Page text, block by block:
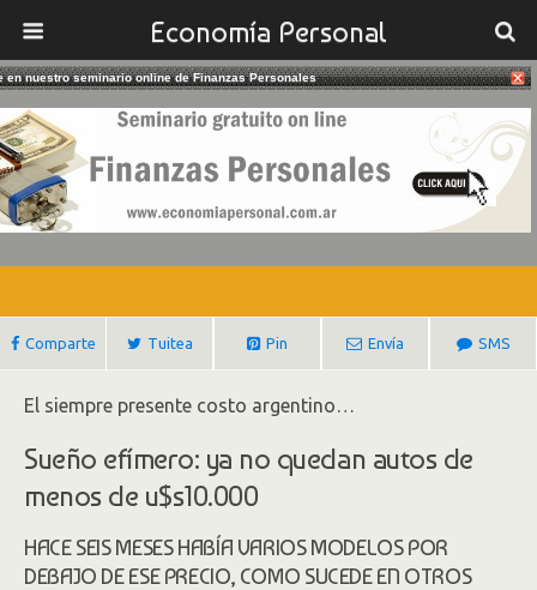
Economía Personal
07/02/2019
¿Por Qué Son Caros Los Autos En
Argentina?
Comparte Tuitea Pin Envía SMS
El siempre presente costo argentino…
Sueño efímero: ya no quedan autos de
menos de u$s10.000
HACE SEIS MESES HABÍA VARIOS MODELOS POR
DEBAJO DE ESE PRECIO, COMO SUCEDE EN OTROS
en nuestro seminario online de Finanzas Personales